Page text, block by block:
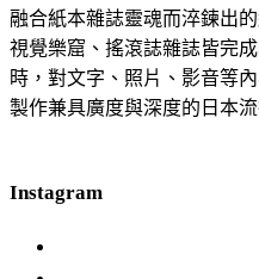
融合紙本雜誌靈魂而淬鍊出
視覺樂窟、搖滾誌雜誌皆完
時，對文字、照片、影音等
製作兼具廣度與深度的日本
Instagram